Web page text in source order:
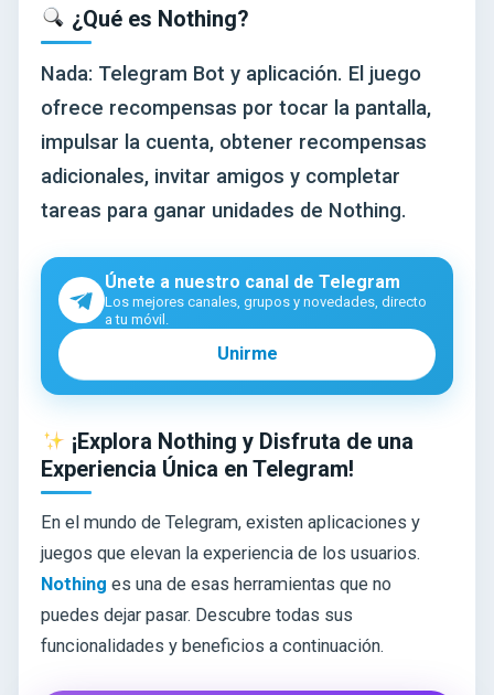
¿Qué es Nothing?
Nada: Telegram Bot y aplicación. El juego
ofrece recompensas por tocar la pantalla,
impulsar la cuenta, obtener recompensas
adicionales, invitar amigos y completar
tareas para ganar unidades de Nothing.
Únete a nuestro canal de Telegram
Los mejores canales, grupos y novedades, directo
a tu móvil.
Unirme
¡Explora Nothing y Disfruta de una
Experiencia Única en Telegram!
En el mundo de Telegram, existen aplicaciones y
juegos que elevan la experiencia de los usuarios.
Nothing es una de esas herramientas que no
puedes dejar pasar. Descubre todas sus
funcionalidades y beneficios a continuación.